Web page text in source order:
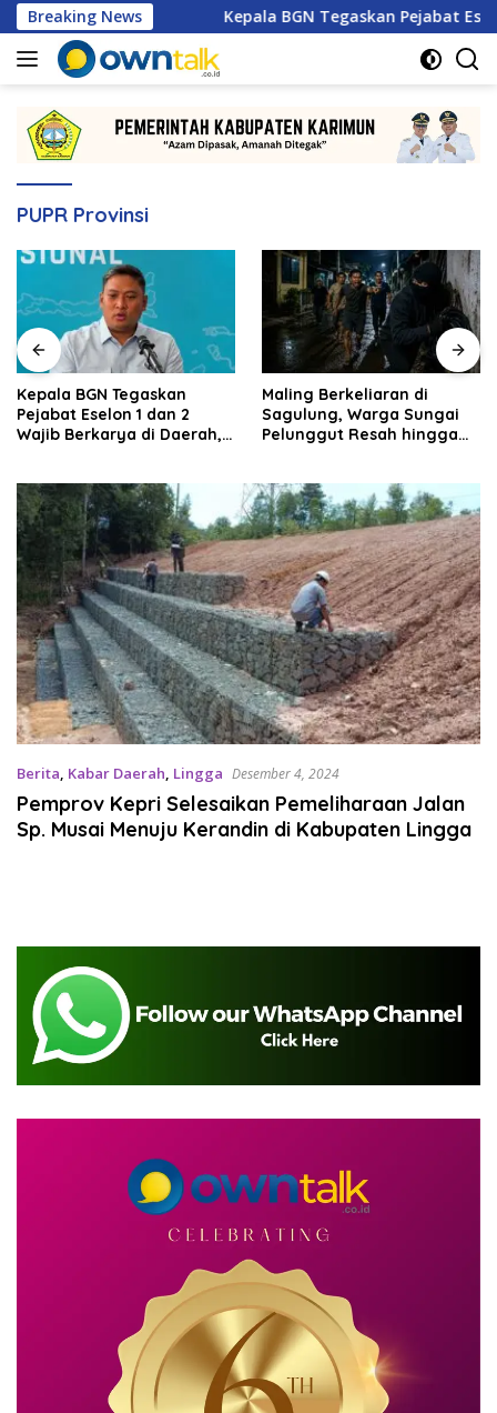
Langsung
ke
konten
Breaking News
2026 Kepala BGN Tegaskan Pejabat Eselon 1
PUPR Provinsi
Kepala BGN Tegaskan
Pejabat Eselon 1 dan 2
Wajib Berkarya di Daerah,
Maling Berkeliaran di
Sagulung, Warga Sungai
Pelunggut Resah hingga
Berita, Kabar Daerah, Lingga Desember 4, 2024
Pemprov Kepri Selesaikan Pemeliharaan Jalan
Sp. Musai Menuju Kerandin di Kabupaten Lingga